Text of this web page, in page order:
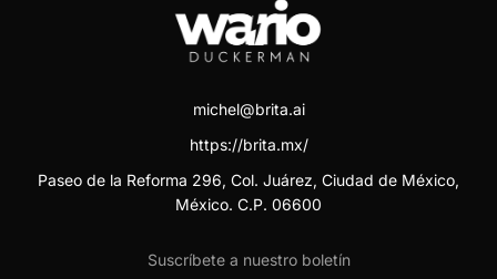
michel@brita.ai
https://brita.mx/
Paseo de la Reforma 296, Col. Juárez, Ciudad de México,
México. C.P. 06600
Suscríbete a nuestro boletín